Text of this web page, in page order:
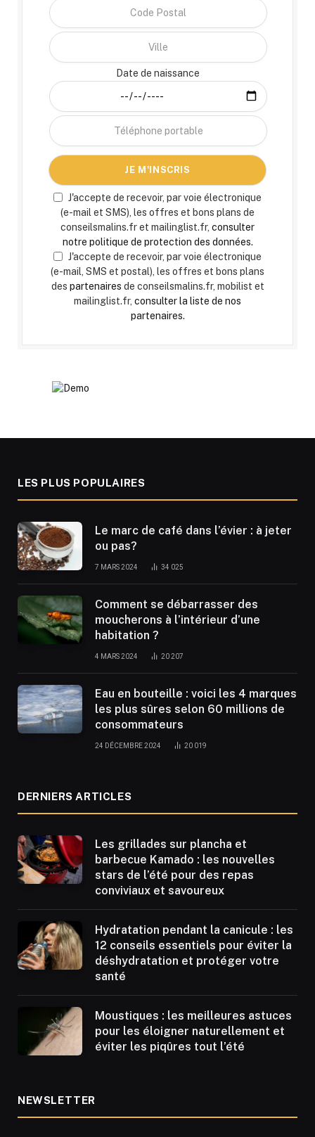
Date de naissance
J'accepte de recevoir, par voie électronique
(e-mail et SMS), les offres et bons plans de
conseilsmalins.fr et mailinglist.fr, consulter
notre politique de protection des données.
J'accepte de recevoir, par voie électronique
(e-mail, SMS et postal), les offres et bons plans
des partenaires de conseilsmalins.fr, mobilist et
mailinglist.fr, consulter la liste de nos
partenaires.
LES PLUS POPULAIRES
Le marc de café dans l’évier : à jeter
ou pas?
7 MARS 2024 34 025
Comment se débarrasser des
moucherons à l’intérieur d’une
habitation ?
4 MARS 2024 20 207
Eau en bouteille : voici les 4 marques
les plus sûres selon 60 millions de
consommateurs
24 DÉCEMBRE 2024 20 019
DERNIERS ARTICLES
Les grillades sur plancha et
barbecue Kamado : les nouvelles
stars de l’été pour des repas
conviviaux et savoureux
Hydratation pendant la canicule : les
12 conseils essentiels pour éviter la
déshydratation et protéger votre
santé
Moustiques : les meilleures astuces
pour les éloigner naturellement et
éviter les piqûres tout l’été
NEWSLETTER